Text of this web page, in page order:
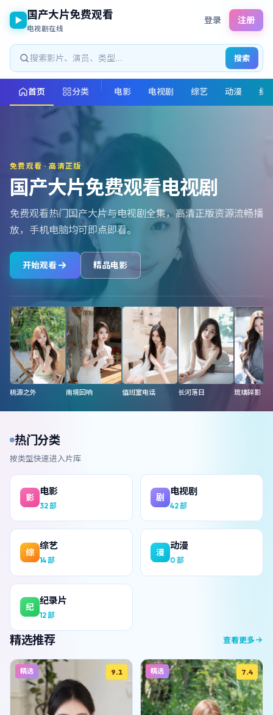
国产大片免费观看
电视剧在线
搜索
登录 注册
首页 分类 电影 电视剧 综艺 动漫 纪
免费观看 · 高清正版
国产大片免费观看电视剧
免费观看热门国产大片与电视剧全集，高清正版资源流畅播
放，手机电脑均可即点即看。
开始观看 精品电影
桃源之外 南境回响 值班室电话 长河落日 琉璃碎影
热门分类
按类型快速进入片库
影
电影
32部
剧
电视剧
42部
综
综艺
14部
漫
动漫
0 部
纪
纪录片
12部
精选推荐 查看更多
精选 9.1 精选 7.4